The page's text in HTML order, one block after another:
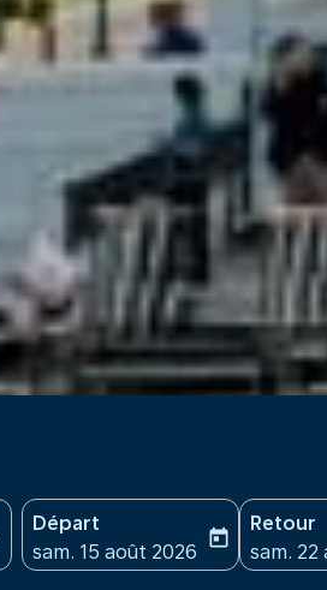
Départ
fc-booking-departure-date-
sam. 15 août 2026
today
Retour
fc-
sam. 22